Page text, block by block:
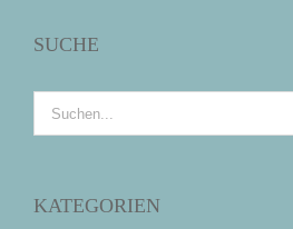
SUCHE
Suche
nach:
KATEGORIEN